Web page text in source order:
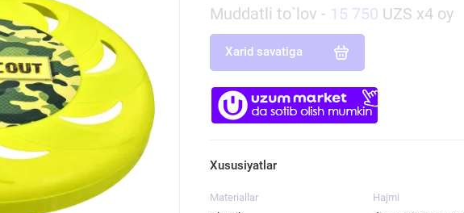
Muddatli to`lov - 15 750 UZS x4 oy
Xarid savatiga
Xususiyatlar
Materiallar Hajmi